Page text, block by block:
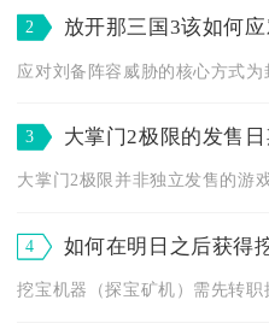
2 放开那三国3该如何
3 大掌门2极限的发售
4 如何在明日之后获得